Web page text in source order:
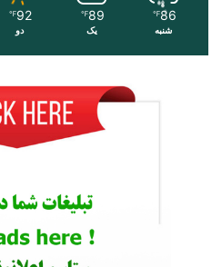
86
℉
شنبه
89
℉
یک
92
℉
دو